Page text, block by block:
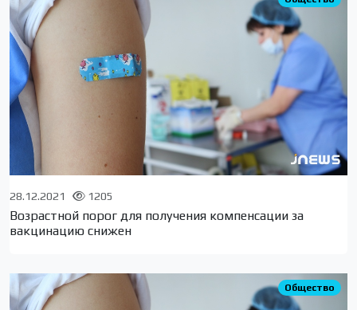
28.12.2021 1205
Возрастной порог для получения компенсации за
вакцинацию снижен
Общество